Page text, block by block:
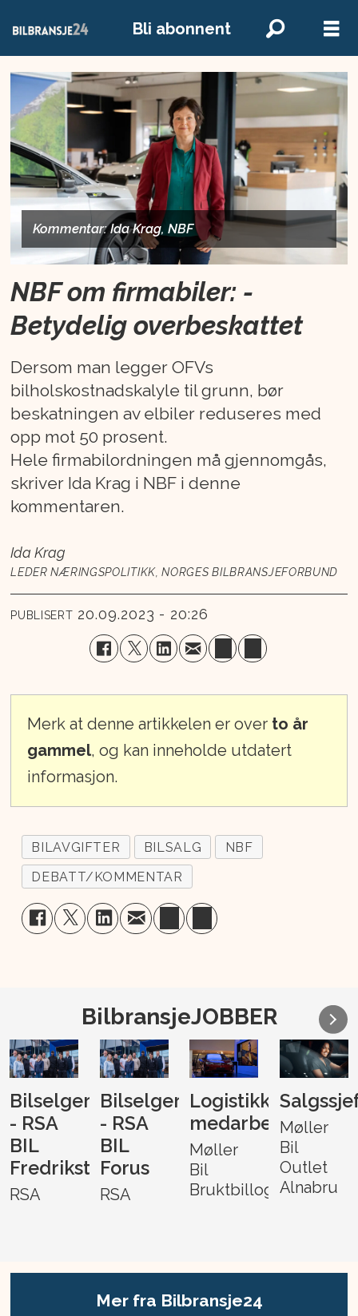
Bli abonnent
Kommentar: Ida Krag, NBF
NBF om firmabiler: -
Betydelig overbeskattet
Dersom man legger OFVs
bilholskostnadskalyle til grunn, bør
beskatningen av elbiler reduseres med
opp mot 50 prosent.
Hele firmabilordningen må gjennomgås,
skriver Ida Krag i NBF i denne
kommentaren.
Ida Krag
LEDER NÆRINGSPOLITIKK, NORGES BILBRANSJEFORBUND
PUBLISERT 20.09.2023 - 20:26
Merk at denne artikkelen er over to år
gammel, og kan inneholde utdatert
informasjon.
BILAVGIFTER BILSALG
NBF
DEBATT/KOMMENTAR
BilbransjeJOBBER
Bilselger
- RSA
BIL
Fredrikstad
RSA
Bilselger
- RSA
BIL
Forus
RSA
Logistikk-
medarbeider
Møller
Bil
Bruktbillogistikk
Møller
Bil
Outlet
Alnabru
Mer fra Bilbransje24